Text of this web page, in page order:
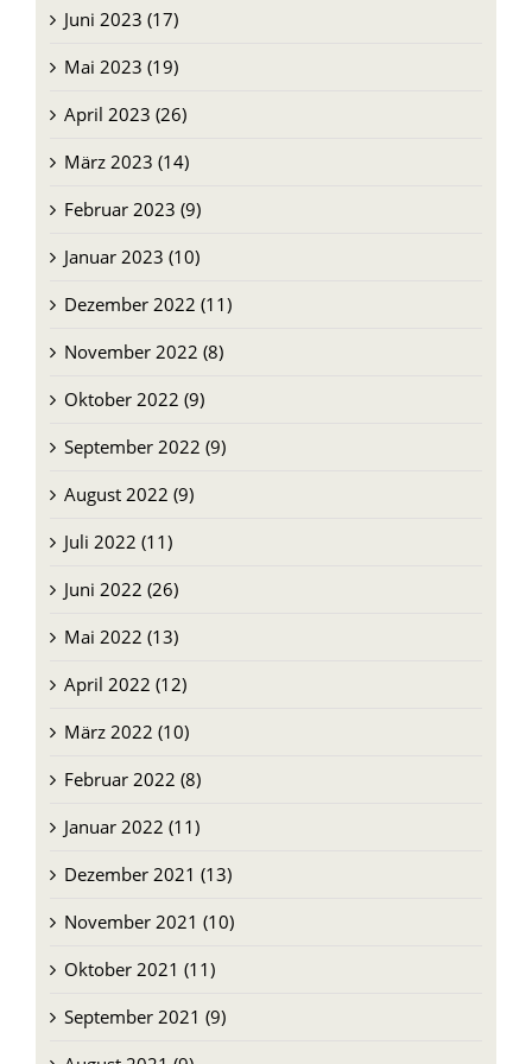
Juli 2023 (47)
Juni 2023 (17)
Mai 2023 (19)
April 2023 (26)
März 2023 (14)
Februar 2023 (9)
Januar 2023 (10)
Dezember 2022 (11)
November 2022 (8)
Oktober 2022 (9)
September 2022 (9)
August 2022 (9)
Juli 2022 (11)
Juni 2022 (26)
Mai 2022 (13)
April 2022 (12)
März 2022 (10)
Februar 2022 (8)
Januar 2022 (11)
Dezember 2021 (13)
November 2021 (10)
Oktober 2021 (11)